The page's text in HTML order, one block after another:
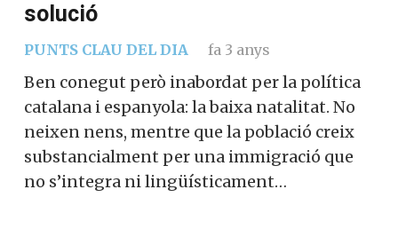
solució
PUNTS CLAU DEL DIA fa 3 anys
Ben conegut però inabordat per la política
catalana i espanyola: la baixa natalitat. No
neixen nens, mentre que la població creix
substancialment per una immigració que
no s’integra ni lingüísticament…